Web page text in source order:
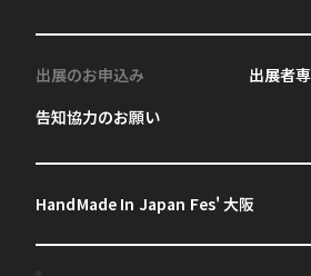
出展のお申込み
告知協力のお願い
出展者
HandMade In Japan Fes' 大阪